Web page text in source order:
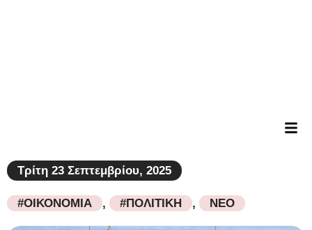
Τρίτη 23 Σεπτεμβρίου, 2025
#ΟΙΚΟΝΟΜΙΑ , #ΠΟΛΙΤΙΚΗ , ΝΕΟ